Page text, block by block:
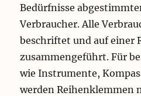
Bedürfnisse
Verbraucher. Alle
beschriftet und auf einer
zusammengeführt. Für
wie Instrumente,
werden Reihenklemmen